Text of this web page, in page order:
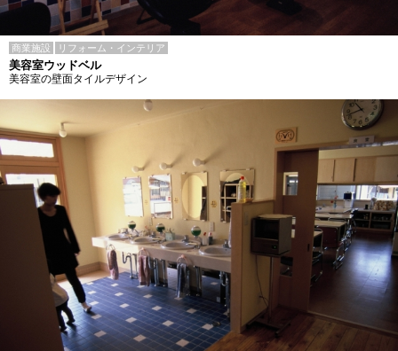
商業施設 リフォーム・インテリア
美容室ウッドベル
美容室の壁面タイルデザイン